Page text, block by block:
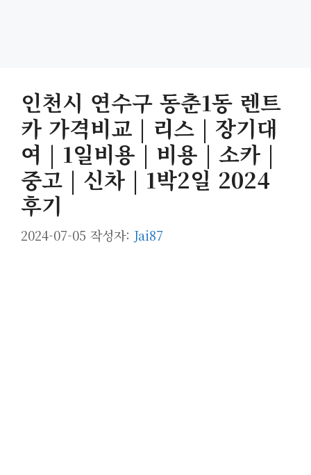
인천시 연수구 동춘1동 렌트
카 가격비교 | 리스 | 장기대
여 | 1일비용 | 비용 | 소카 |
중고 | 신차 | 1박2일 2024
후기
2024-07-05 작성자: Jai87